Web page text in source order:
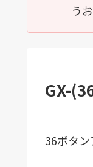
う
GX-
36ボタ